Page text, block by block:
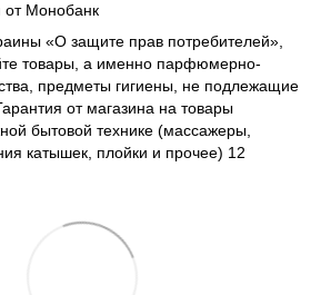
от Монобанк
«О защите прав потребителей»,
товары, а именно парфюмерно-
предметы гигиены, не подлежащие
от магазина на товары
бытовой технике (массажеры,
катышек, плойки и прочее) 12